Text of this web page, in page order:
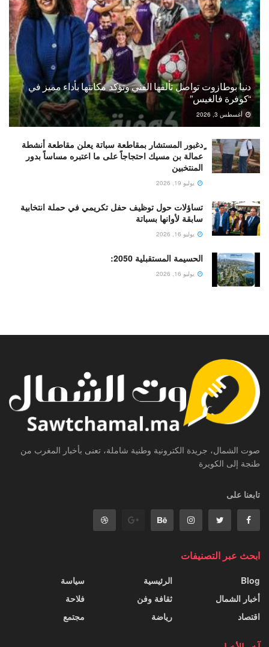
دنيا بوطازوت تواصل تألقها الفني وتؤكد مكانتها بأداء مميز في
“كوفرة فالغيس”
أغسطس 3, 2026
ٍدغبور المستشار بمقاطعة سباتة يعلن مقاطعة أنشطة
عمالة بن مسيك احتجاجاً على ما اعتبره مساساً بدور
المنتخبين
يوليو 19, 2026
تساؤلات حول توظيف حفل تكريمي في حملة انتخابية
سابقة لأوانها بسباتة
يوليو 16, 2026
الحسيمة المستقبلية 2050:
يوليو 16, 2026
صوت الشمال، جريدة الكترونية وطنية شاملة، تعنى بأخبار المغرب من
طنجة إلى الكويرة
تابعنا على
ابحث عبر التصنيفات
Blog
أخبار الشمال
اقتصاد
الرئيسية
ثقافة وفن
رياضة
سياسة
فلاحة
مجتمع